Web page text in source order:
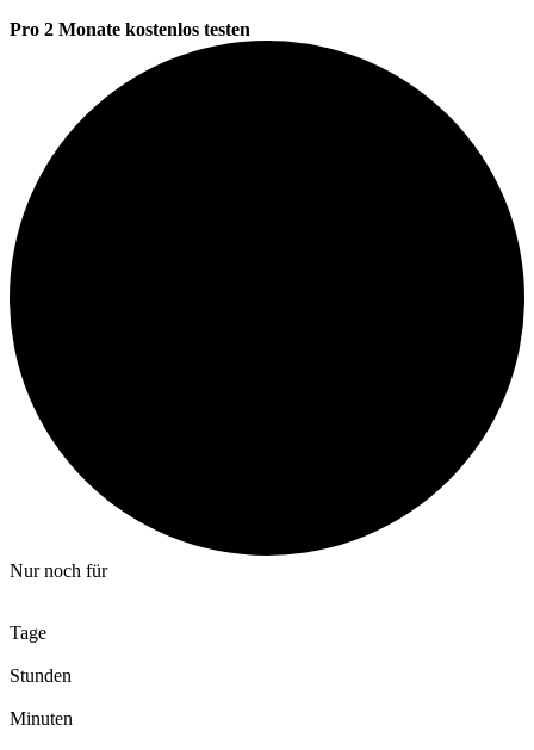
Pro 2 Monate kostenlos testen
Nur noch für
Tage
Stunden
Minuten